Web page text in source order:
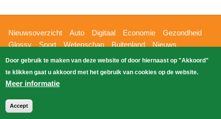
Hoofdnavigatie
Nieuwsoverzicht Auto Digitaal Economie
Gezondheid
Glossy
Sport Wetenschap Buitenland
Nieuws
Bizzpress
Blik op 112 Provincies
Weekoverzicht
Zoeken
Copyright Blik Op Nieuws 2026gehost
Door gebruik te maken van deze website of door hiernaast op "Akkoord"
te klikken gaat u akkoord met het gebruik van cookies op de website.
Meer informatie
Accept